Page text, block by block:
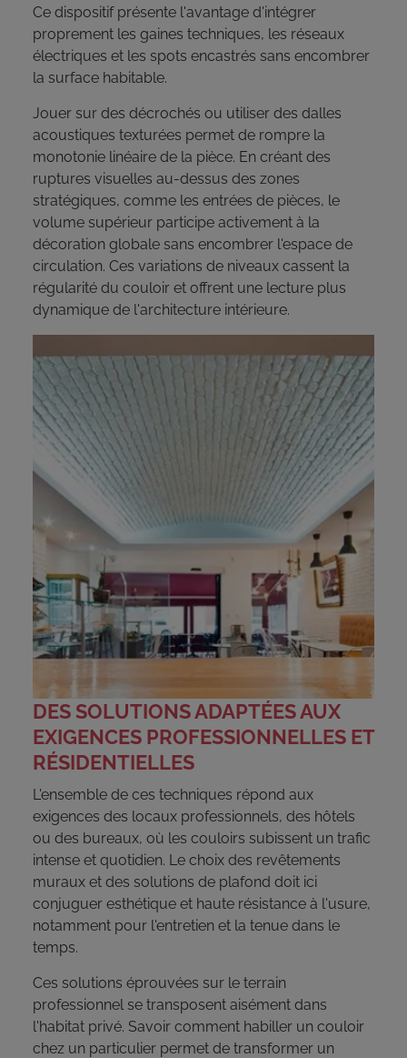
Ce dispositif présente l'avantage d'intégrer
proprement les gaines techniques, les réseaux
électriques et les spots encastrés sans encombrer
la surface habitable.
Jouer sur des décrochés ou utiliser des dalles
acoustiques texturées permet de rompre la
monotonie linéaire de la pièce. En créant des
ruptures visuelles au-dessus des zones
stratégiques, comme les entrées de pièces, le
volume supérieur participe activement à la
décoration globale sans encombrer l'espace de
circulation. Ces variations de niveaux cassent la
régularité du couloir et offrent une lecture plus
dynamique de l'architecture intérieure.
DES SOLUTIONS ADAPTÉES AUX
EXIGENCES PROFESSIONNELLES ET
RÉSIDENTIELLES
L'ensemble de ces techniques répond aux
exigences des locaux professionnels, des hôtels
ou des bureaux, où les couloirs subissent un trafic
intense et quotidien. Le choix des revêtements
muraux et des solutions de plafond doit ici
conjuguer esthétique et haute résistance à l'usure,
notamment pour l'entretien et la tenue dans le
temps.
Ces solutions éprouvées sur le terrain
professionnel se transposent aisément dans
l'habitat privé. Savoir comment habiller un couloir
chez un particulier permet de transformer un